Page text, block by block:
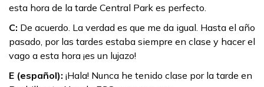
esta hora de la tarde Central Park es perfecto.
C: De acuerdo. La verdad es que me da igual. Hasta el año
pasado, por las tardes estaba siempre en clase y hacer el
vago a esta hora ¡es un lujazo!
E (español): ¡Hala! Nunca he tenido clase por la tarde en